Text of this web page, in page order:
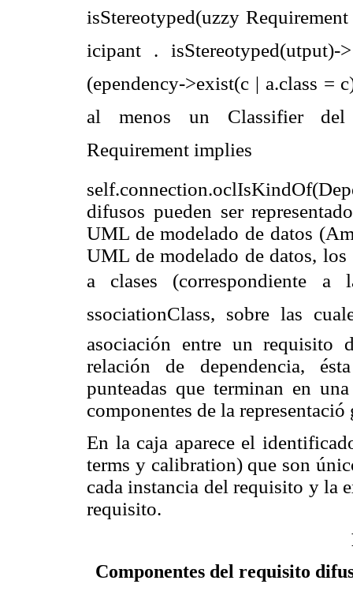
isStereotyped(uzzy
icipant .
(ependency->exist(c | a.class
al menos un Classifier
Requirement implies
difusos pueden ser repre
UML de modelado de datos
UML de modelado de datos, los
a clases (correspondiente a
ssociationClass, sobre las
asociación entre un requisito
relación de dependencia,
punteadas que terminan en
componentes de la
En la caja aparece el
terms y calibration) que son
cada instancia del requisito y la
requisito.
Componentes del requisito